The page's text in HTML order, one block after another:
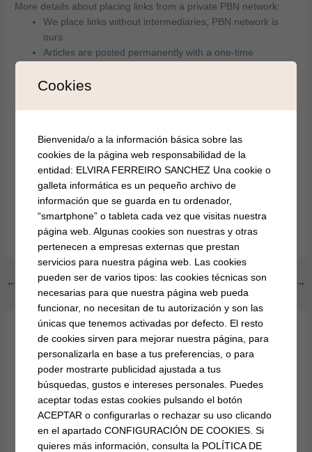
More details about placing links from a private PBN network:
We place links without intermediaries, PBN network is
ours.
Articles are posted permanently with a one-time
Western sites, CIS countries, topics – media, technology,
The article is posted forever, up to 2 dofollow links,
speed up indexing.
We pump up the posted article with external links
The sites are not spammed, up to 10 articles are
published per month. The sites are periodically pumped
up with external links and metrics are increased.
We accept finance, crypto, IT, gambling and other topics.
← Entrada anterior Entrada siguiente →
Deja un comentario
Tu dirección de correo electrónico no será publicada.
campos obligatorios están marcados con
Escribe
aquí...
Cookies
Bienvenida/o a la información básica sobre las
cookies de la página web responsabilidad de la
entidad: ELVIRA FERREIRO SANCHEZ Una cookie o
galleta informática es un pequeño archivo de
información que se guarda en tu ordenador,
“smartphone” o tableta cada vez que visitas nuestra
página web. Algunas cookies son nuestras y otras
pertenecen a empresas externas que prestan
servicios para nuestra página web. Las cookies
pueden ser de varios tipos: las cookies técnicas son
necesarias para que nuestra página web pueda
funcionar, no necesitan de tu autorización y son las
únicas que tenemos activadas por defecto. El resto
de cookies sirven para mejorar nuestra página, para
personalizarla en base a tus preferencias, o para
poder mostrarte publicidad ajustada a tus
búsquedas, gustos e intereses personales. Puedes
aceptar todas estas cookies pulsando el botón
ACEPTAR o configurarlas o rechazar su uso clicando
en el apartado CONFIGURACIÓN DE COOKIES. Si
quieres más información, consulta la POLÍTICA DE